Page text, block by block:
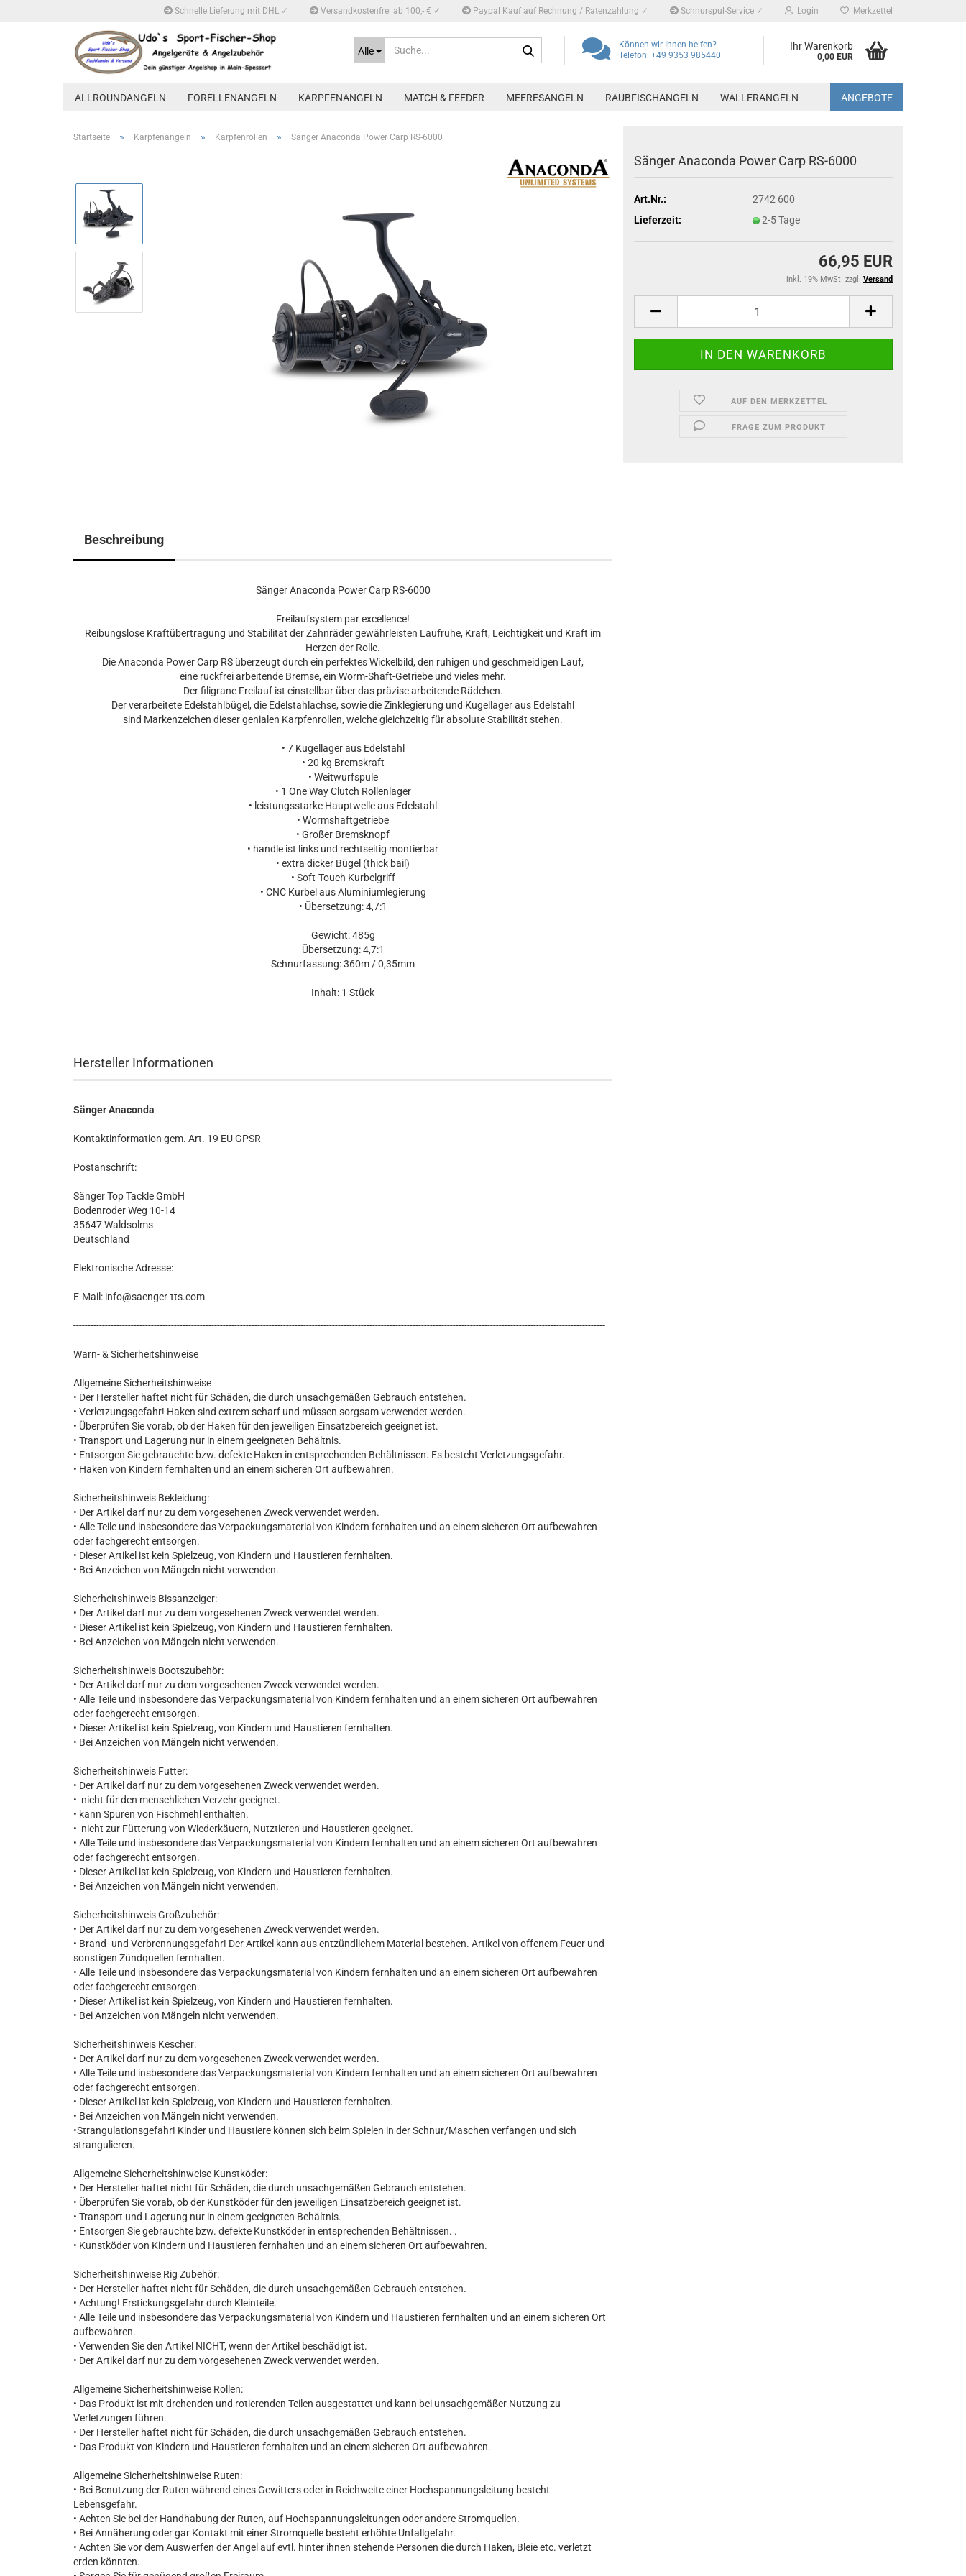
Schnelle Lieferung mit DHL ✓ Versandkostenfrei ab 100,- € ✓ Paypal Kauf auf Rechnung / Ratenzahlung ✓ Schnurspul-Service ✓ Login Merkzettel
Alle
Können wir Ihnen helfen?
Telefon: +49 9353 985440
Ihr Warenkorb
0,00 EUR
ALLROUNDANGELN FORELLENANGELN KARPFENANGELN MATCH & FEEDER MEERESANGELN RAUBFISCHANGELN WALLERANGELN ANGEBOTE
Startseite » Karpfenangeln » Karpfenrollen » Sänger Anaconda Power Carp RS-6000
Sänger Anaconda Power Carp RS-6000
Art.Nr.:
2742 600
Lieferzeit:
2-5 Tage
66,95 EUR
inkl. 19% MwSt. zzgl. Versand
AUF DEN MERKZETTEL
FRAGE ZUM PRODUKT
Beschreibung
Sänger Anaconda Power Carp RS-6000
Freilaufsystem par excellence!
Reibungslose Kraftübertragung und Stabilität der Zahnräder gewährleisten Laufruhe, Kraft, Leichtigkeit und Kraft im
Herzen der Rolle.
Die Anaconda Power Carp RS überzeugt durch ein perfektes Wickelbild, den ruhigen und geschmeidigen Lauf,
eine ruckfrei arbeitende Bremse, ein Worm-Shaft-Getriebe und vieles mehr.
Der filigrane Freilauf ist einstellbar über das präzise arbeitende Rädchen.
Der verarbeitete Edelstahlbügel, die Edelstahlachse, sowie die Zinklegierung und Kugellager aus Edelstahl
sind Markenzeichen dieser genialen Karpfenrollen, welche gleichzeitig für absolute Stabilität stehen.
• 7 Kugellager aus Edelstahl
• 20 kg Bremskraft
• Weitwurfspule
• 1 One Way Clutch Rollenlager
• leistungsstarke Hauptwelle aus Edelstahl
• Wormshaftgetriebe
• Großer Bremsknopf
• handle ist links und rechtseitig montierbar
• extra dicker Bügel (thick bail)
• Soft-Touch Kurbelgriff
• CNC Kurbel aus Aluminiumlegierung
• Übersetzung: 4,7:1
Gewicht: 485g
Übersetzung: 4,7:1
Schnurfassung: 360m / 0,35mm
Inhalt: 1 Stück
Hersteller Informationen
Sänger Anaconda
Kontaktinformation gem. Art. 19 EU GPSR
Postanschrift:
Sänger Top Tackle GmbH
Bodenroder Weg 10-14
35647 Waldsolms
Deutschland
Elektronische Adresse:
E-Mail: info@saenger-tts.com
-----------------------------------------------------------------------------------------------------------------------------------------------------------------------------------------
Warn- & Sicherheitshinweise
Allgemeine Sicherheitshinweise
• Der Hersteller haftet nicht für Schäden, die durch unsachgemäßen Gebrauch entstehen.
• Verletzungsgefahr! Haken sind extrem scharf und müssen sorgsam verwendet werden.
• Überprüfen Sie vorab, ob der Haken für den jeweiligen Einsatzbereich geeignet ist.
• Transport und Lagerung nur in einem geeigneten Behältnis.
• Entsorgen Sie gebrauchte bzw. defekte Haken in entsprechenden Behältnissen. Es besteht Verletzungsgefahr.
• Haken von Kindern fernhalten und an einem sicheren Ort aufbewahren.
Sicherheitshinweis Bekleidung:
• Der Artikel darf nur zu dem vorgesehenen Zweck verwendet werden.
• Alle Teile und insbesondere das Verpackungsmaterial von Kindern fernhalten und an einem sicheren Ort aufbewahren
oder fachgerecht entsorgen.
• Dieser Artikel ist kein Spielzeug, von Kindern und Haustieren fernhalten.
• Bei Anzeichen von Mängeln nicht verwenden.
Sicherheitshinweis Bissanzeiger:
• Der Artikel darf nur zu dem vorgesehenen Zweck verwendet werden.
• Dieser Artikel ist kein Spielzeug, von Kindern und Haustieren fernhalten.
• Bei Anzeichen von Mängeln nicht verwenden.
Sicherheitshinweis Bootszubehör:
• Der Artikel darf nur zu dem vorgesehenen Zweck verwendet werden.
• Alle Teile und insbesondere das Verpackungsmaterial von Kindern fernhalten und an einem sicheren Ort aufbewahren
oder fachgerecht entsorgen.
• Dieser Artikel ist kein Spielzeug, von Kindern und Haustieren fernhalten.
• Bei Anzeichen von Mängeln nicht verwenden.
Sicherheitshinweis Futter:
• Der Artikel darf nur zu dem vorgesehenen Zweck verwendet werden.
• nicht für den menschlichen Verzehr geeignet.
• kann Spuren von Fischmehl enthalten.
• nicht zur Fütterung von Wiederkäuern, Nutztieren und Haustieren geeignet.
• Alle Teile und insbesondere das Verpackungsmaterial von Kindern fernhalten und an einem sicheren Ort aufbewahren
oder fachgerecht entsorgen.
• Dieser Artikel ist kein Spielzeug, von Kindern und Haustieren fernhalten.
• Bei Anzeichen von Mängeln nicht verwenden.
Sicherheitshinweis Großzubehör:
• Der Artikel darf nur zu dem vorgesehenen Zweck verwendet werden.
• Brand- und Verbrennungsgefahr! Der Artikel kann aus entzündlichem Material bestehen. Artikel von offenem Feuer und
sonstigen Zündquellen fernhalten.
• Alle Teile und insbesondere das Verpackungsmaterial von Kindern fernhalten und an einem sicheren Ort aufbewahren
oder fachgerecht entsorgen.
• Dieser Artikel ist kein Spielzeug, von Kindern und Haustieren fernhalten.
• Bei Anzeichen von Mängeln nicht verwenden.
Sicherheitshinweis Kescher:
• Der Artikel darf nur zu dem vorgesehenen Zweck verwendet werden.
• Alle Teile und insbesondere das Verpackungsmaterial von Kindern fernhalten und an einem sicheren Ort aufbewahren
oder fachgerecht entsorgen.
• Dieser Artikel ist kein Spielzeug, von Kindern und Haustieren fernhalten.
• Bei Anzeichen von Mängeln nicht verwenden.
•Strangulationsgefahr! Kinder und Haustiere können sich beim Spielen in der Schnur/Maschen verfangen und sich
strangulieren.
Allgemeine Sicherheitshinweise Kunstköder:
• Der Hersteller haftet nicht für Schäden, die durch unsachgemäßen Gebrauch entstehen.
• Überprüfen Sie vorab, ob der Kunstköder für den jeweiligen Einsatzbereich geeignet ist.
• Transport und Lagerung nur in einem geeigneten Behältnis.
• Entsorgen Sie gebrauchte bzw. defekte Kunstköder in entsprechenden Behältnissen. .
• Kunstköder von Kindern und Haustieren fernhalten und an einem sicheren Ort aufbewahren.
Sicherheitshinweise Rig Zubehör:
• Der Hersteller haftet nicht für Schäden, die durch unsachgemäßen Gebrauch entstehen.
• Achtung! Erstickungsgefahr durch Kleinteile.
• Alle Teile und insbesondere das Verpackungsmaterial von Kindern und Haustieren fernhalten und an einem sicheren Ort
aufbewahren.
• Verwenden Sie den Artikel NICHT, wenn der Artikel beschädigt ist.
• Der Artikel darf nur zu dem vorgesehenen Zweck verwendet werden.
Allgemeine Sicherheitshinweise Rollen:
• Das Produkt ist mit drehenden und rotierenden Teilen ausgestattet und kann bei unsachgemäßer Nutzung zu
Verletzungen führen.
• Der Hersteller haftet nicht für Schäden, die durch unsachgemäßen Gebrauch entstehen.
• Das Produkt von Kindern und Haustieren fernhalten und an einem sicheren Ort aufbewahren.
Allgemeine Sicherheitshinweise Ruten:
• Bei Benutzung der Ruten während eines Gewitters oder in Reichweite einer Hochspannungsleitung besteht
Lebensgefahr.
• Achten Sie bei der Handhabung der Ruten, auf Hochspannungsleitungen oder andere Stromquellen.
• Bei Annäherung oder gar Kontakt mit einer Stromquelle besteht erhöhte Unfallgefahr.
• Achten Sie vor dem Auswerfen der Angel auf evtl. hinter ihnen stehende Personen die durch Haken, Bleie etc. verletzt
erden könnten.